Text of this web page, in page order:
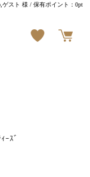
ゲスト 様 / 保有ポイント：0pt
ｰｽﾞ